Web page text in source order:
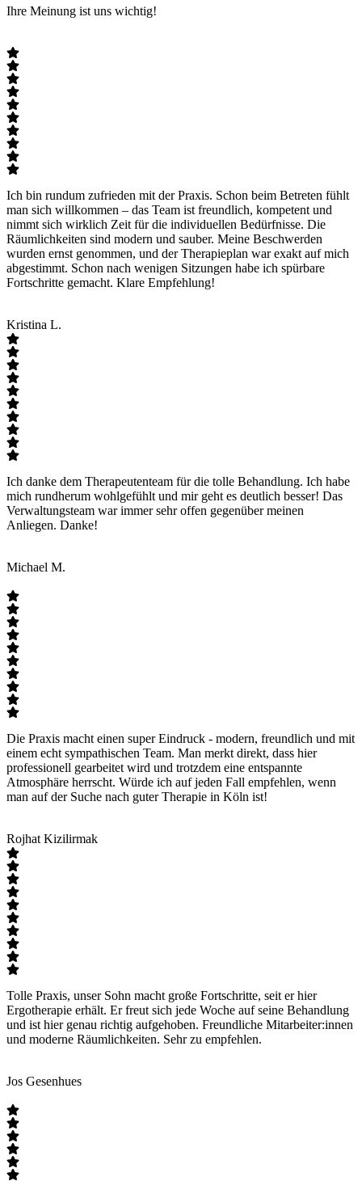
Ihre Meinung ist uns wichtig!
Ich bin rundum zufrieden mit der Praxis. Schon beim Betreten fühlt
man sich willkommen – das Team ist freundlich, kompetent und
nimmt sich wirklich Zeit für die individuellen Bedürfnisse. Die
Räumlichkeiten sind modern und sauber. Meine Beschwerden
wurden ernst genommen, und der Therapieplan war exakt auf mich
abgestimmt. Schon nach wenigen Sitzungen habe ich spürbare
Fortschritte gemacht. Klare Empfehlung!
Kristina L.
Ich danke dem Therapeutenteam für die tolle Behandlung. Ich habe
mich rundherum wohlgefühlt und mir geht es deutlich besser! Das
Verwaltungsteam war immer sehr offen gegenüber meinen
Anliegen. Danke!
Michael M.
Die Praxis macht einen super Eindruck - modern, freundlich und mit
einem echt sympathischen Team. Man merkt direkt, dass hier
professionell gearbeitet wird und trotzdem eine entspannte
Atmosphäre herrscht. Würde ich auf jeden Fall empfehlen, wenn
man auf der Suche nach guter Therapie in Köln ist!
Rojhat Kizilirmak
Tolle Praxis, unser Sohn macht große Fortschritte, seit er hier
Ergotherapie erhält. Er freut sich jede Woche auf seine Behandlung
und ist hier genau richtig aufgehoben. Freundliche Mitarbeiter:innen
und moderne Räumlichkeiten. Sehr zu empfehlen.
Jos Gesenhues